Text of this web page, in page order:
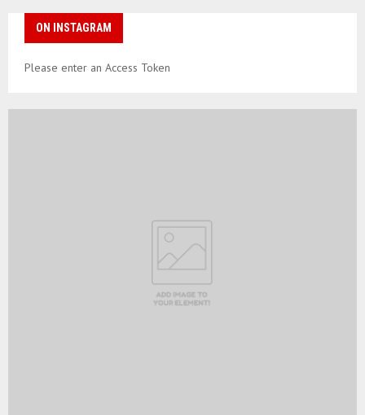
ON INSTAGRAM
Please enter an Access Token